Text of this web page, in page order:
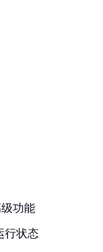
功能
行状态